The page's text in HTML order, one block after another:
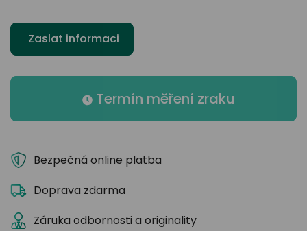
Zaslat informaci
Termín měření zraku
Bezpečná online platba
Doprava zdarma
Záruka odbornosti a originality